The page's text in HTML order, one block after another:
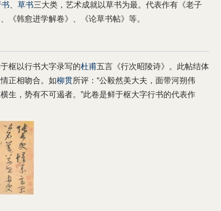
草书三大类，艺术成就以草书为最。代表作有《老子
《韩愈进学解卷》、《论草书帖》等。
枢以行书大字录写的杜甫五言《行次昭陵诗》。此帖结体
正相吻合。如柳贯所评：“公毅然美大夫，面带河朔伟
生，势有不可遏者。”此卷是鲜于枢大字行书的代表作